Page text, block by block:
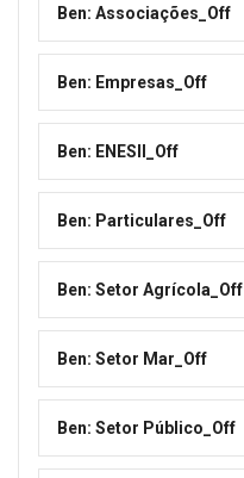
Ben: Associações_Off
Ben: Empresas_Off
Ben: ENESII_Off
Ben: Particulares_Off
Ben: Setor Agrícola_Off
Ben: Setor Mar_Off
Ben: Setor Público_Off